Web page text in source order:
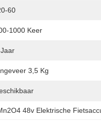
60
1000 Keer
3,5 Kg
48v Elektrische